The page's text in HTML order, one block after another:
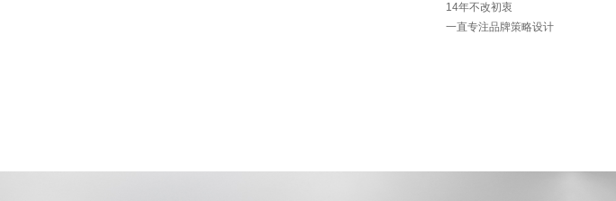
14年不改初衷
一直专注品牌策略设计